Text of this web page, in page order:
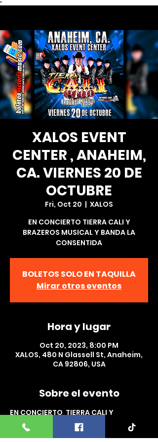
*
XALOS EVENT
CENTER , ANAHEIM,
CA. VIERNES 20 DE
OCTUBRE
Fri, Oct 20
  |
XALOS
EN CONCIERTO TIERRA CALI Y
BRAZEROS MUSICAL Y BANDA LA
CONSENTIDA
BOLETOS SOLO EN TAQUILLA
Mirar otros eventos
Hora y lugar
Oct 20, 2023, 8:00 PM
XALOS, 480 N Glassell St, Anaheim,
CA 92806, USA
Sobre el evento
EN CONCIERTO  TIERRA CALI Y
BRAZEROS MUSICAL Y BANDA LA
CONSENTIDA  EN XALOS EVENT CENTER